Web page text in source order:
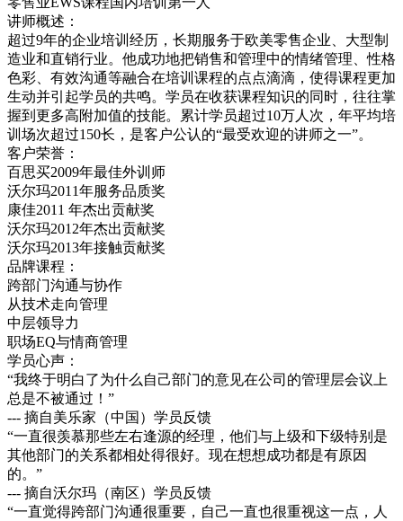
讲师概述：
超过9年的企业培训经历，长期服务于欧美零售企业、大型制
造业和直销行业。他成功地把销售和管理中的情绪管理、性格
色彩、有效沟通等融合在培训课程的点点滴滴，使得课程更加
生动并引起学员的共鸣。学员在收获课程知识的同时，往往掌
握到更多高附加值的技能。累计学员超过10万人次，年平均培
训场次超过150长，是客户公认的“最受欢迎的讲师之一”。
客户荣誉：
百思买2009年最佳外训师
沃尔玛2011年服务品质奖
康佳2011 年杰出贡献奖
沃尔玛2012年杰出贡献奖
沃尔玛2013年接触贡献奖
品牌课程：
跨部门沟通与协作
从技术走向管理
中层领导力
职场EQ与情商管理
学员心声：
“我终于明白了为什么自己部门的意见在公司的管理层会议上
总是不被通过！”
--- 摘自美乐家（中国）学员反馈
“一直很羡慕那些左右逢源的经理，他们与上级和下级特别是
其他部门的关系都相处得很好。现在想想成功都是有原因
的。”
--- 摘自沃尔玛（南区）学员反馈
“一直觉得跨部门沟通很重要，自己一直也很重视这一点，人